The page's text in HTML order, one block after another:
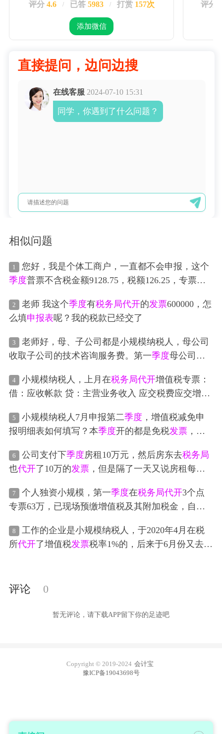
评分 4.6 / 已答 5983 / 打赏 157次
添加微信
评分
直接提问，边问边搜
在线客服 2024-07-10 15:31
同学，你遇到了什么问题？
相似问题
1
您好，我是个体工商户，一直都不会申报，这个
季度普票不含税金额9128.75，税额126.25，专票都
14税额2715.61，三月份专票不含税59584.12税额595.
88（税额是按照 发票上累计的，但是跟不含税总金
额乘以税率的税额有出入，不知道按什么为准），1
月13号共红冲专票不含税金额9766.99，税额293.0
1，3月20号作废重开专票不含税15841.58税额158.4
2，请问怎么填 申报表 ?谢谢🌹
2 老师 我这个季度有税务局代开的发票600000，怎
么填申报表呢？我的税款已经交了
3
老师好，母、子公司都是小规模纳税人，母公司
收取子公司的技术咨询服务费。第一季度母公司未
季度35万发票。第二季度申报就比对不通过。税务
局 要求我们提供合同，流水，凭证进行核实。由于
我们没有银行流水，都是抵账处理的。所以
税务局
又要求提供子公司的收入合同，流水，凭证。因为
涉及关联公司更加要核实清楚。没办法，母公司第
二季度只能又申报35万增值税，累计申报了70万
了。母公司的收入也要补做35万，摆了应收账款，
业务再慢慢抵。对于子公司，就多做了35万成本费
用，摆应付账款，没有发票。这样母子公司的往来
4 小规模纳税人，上月在税务局代开增值税专票：
借：应收帐款 贷：主营业务收入 应交税费应交增值
信息错误，已经冲红重新开具，负数的发票应该是
做同样的分录，金额为负数吗？ 缴纳税费的分录怎
么处理？
季度后退税后怎么做分录？
5 小规模纳税人7月申报第二季度 ，增值税减免申
报明细表如何填写？本季度开的都是免税发票， 税
季度的期末余额，请问这个减免项目表格怎么填
写？减免性质及代码名称是什么？
6 公司支付下季度房租10万元，然后房东去税务局
也代开了10万的发票，但是隔了一天又说房租每平
计分录
7 个人独资小规模，第一季度在税务局代开3个点
专票63万，已现场预缴增值税及其附加税金，自开
税吗？经营所得税需要交多少，怎么计算？4月作废
了一张第一季代开的发票怎么处理？
8
工作的企业是小规模纳税人，于2020年4月在税
所代开了增值税发票税率1%的，后来于6月份又去税
时并没退回。一直拖到现在她想申请退税，该如何
但又跟那红冲的那单有二百多的差额，不知道该怎
评论 0
暂无评论，请下载APP留下你的足迹吧
Copyright © 2019-2024 会计宝
豫ICP备19043698号